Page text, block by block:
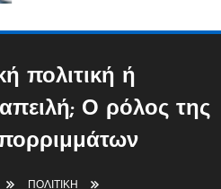
πολιτική ή
Ο ρόλος της
ΠΟΛΙΤΙΚΗ